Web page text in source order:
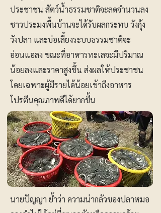
ประชาชน สัตว์น้ำธรรมชาติจะลดจำนวนลง
ชาวประมงพื้นบ้านจะได้รับผลกระทบ วังกุ้ง
วังปลา และบ่อเลี้ยงระบบธรรมชาติจะ
อ่อนแอลง ขณะที่อาหารทะเลจะมีปริมาณ
น้อยลงและราคาสูงขึ้น ส่งผลให้ประชาชน
โดยเฉพาะผู้มีรายได้น้อยเข้าถึงอาหาร
โปรตีนคุณภาพดีได้ยากขึ้น
นายปัญญา ย้ำว่า ความน่ากลัวของปลาหมอ